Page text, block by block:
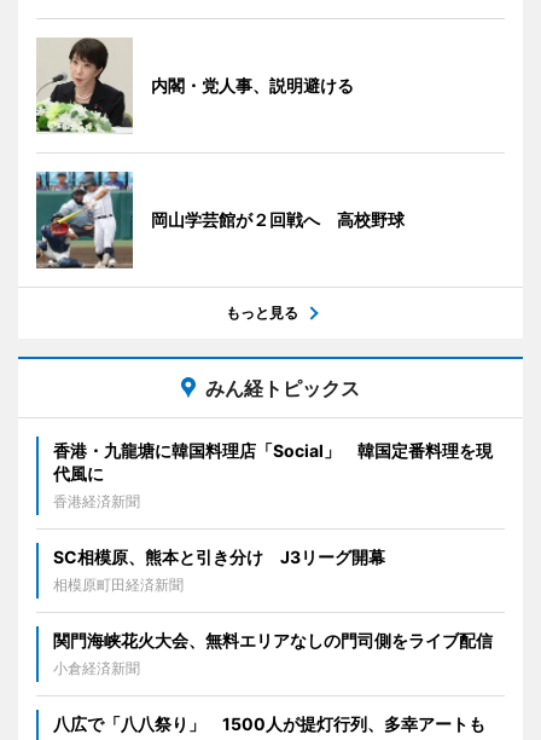
内閣・党人事、説明避ける
岡山学芸館が２回戦へ 高校野球
もっと見る
みん経トピックス
香港・九龍塘に韓国料理店「Social」 韓国定番料理を現
代風に
香港経済新聞
SC相模原、熊本と引き分け J3リーグ開幕
相模原町田経済新聞
関門海峡花火大会、無料エリアなしの門司側をライブ配信
小倉経済新聞
八広で「八八祭り」 1500人が提灯行列、多幸アートも